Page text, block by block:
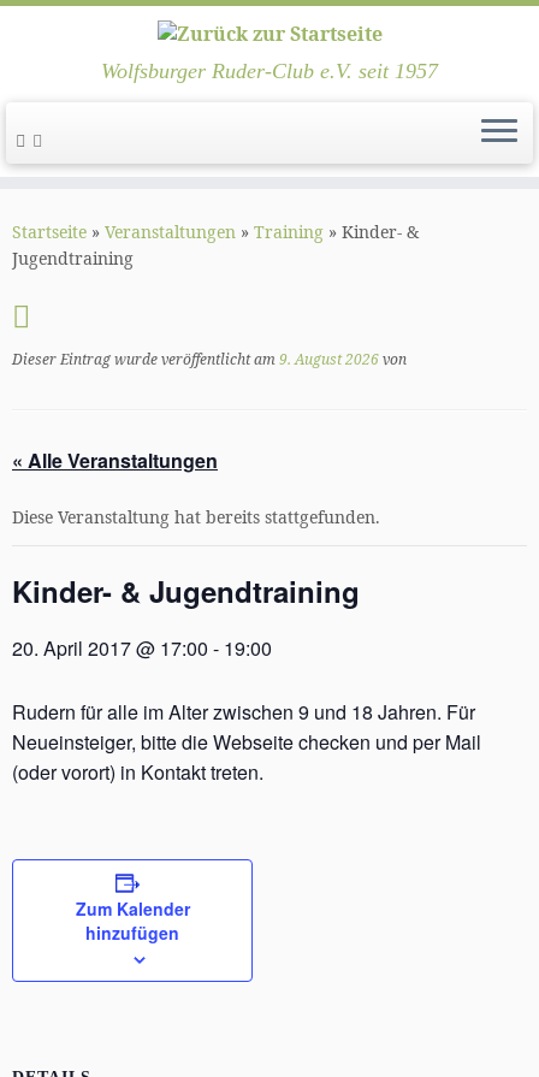
Inhalt
springen
Wolfsburger Ruder-Club e.V. seit 1957
Startseite » Veranstaltungen » Training » Kinder- &
Jugendtraining
Dieser Eintrag wurde veröffentlicht am9. August 2026von
« Alle Veranstaltungen
Diese Veranstaltung hat bereits stattgefunden.
Kinder- & Jugendtraining
20. April 2017 @ 17:00 - 19:00
Rudern für alle im Alter zwischen 9 und 18 Jahren. Für
Neueinsteiger, bitte die Webseite checken und per Mail
(oder vorort) in Kontakt treten.
Zum Kalender
hinzufügen